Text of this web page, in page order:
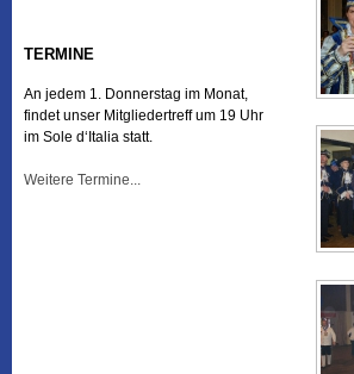
TERMINE
An jedem 1. Donnerstag im Monat,
findet unser Mitgliedertreff um 19 Uhr
im Sole d‘Italia statt.
Weitere Termine...